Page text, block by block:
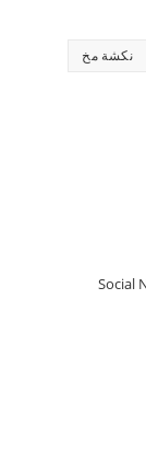
نكشة مخ